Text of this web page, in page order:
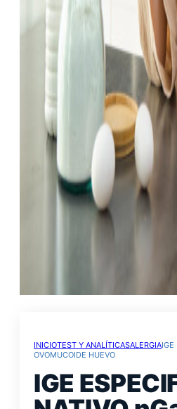
INICIOTEST Y ANALÍTICASALERGIAIGE
OVOMUCOIDE HUEVO
IGE